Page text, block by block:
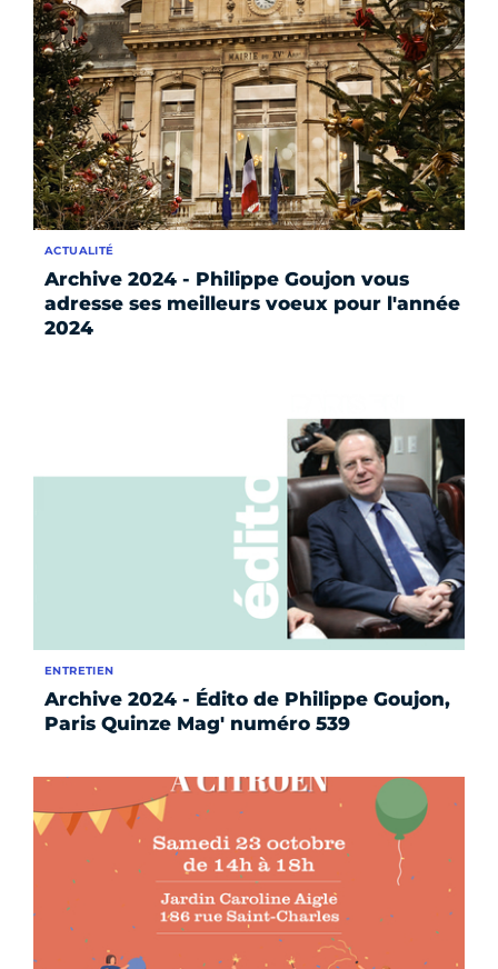
Archive 2024 - Philippe Goujon vous
adresse ses meilleurs voeux pour l'année
2024
ACTUALITÉ
Archive 2024 - Édito de Philippe Goujon,
Paris Quinze Mag' numéro 539
ENTRETIEN